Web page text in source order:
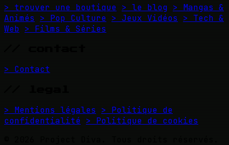
> trouver une boutique > le blog > Mangas &
Animés
> Pop Culture > Jeux Vidéos
> Tech &
Web > Films & Séries
> Contact
> Mentions légales
> Politique de
confidentialité > Politique de cookies